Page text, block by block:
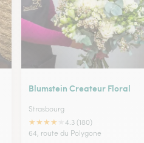
Blumstein Createur Floral
Strasbourg
★★★★
4.3 (180)
64, route du Polygone